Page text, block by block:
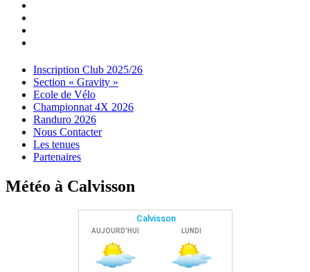
Menu
Widgets
Recherche
Aller
contenu
Inscription Club 2025/26
Section « Gravity »
Ecole de Vélo
Championnat 4X 2026
Randuro 2026
Nous Contacter
Les tenues
Partenaires
Météo à Calvisson